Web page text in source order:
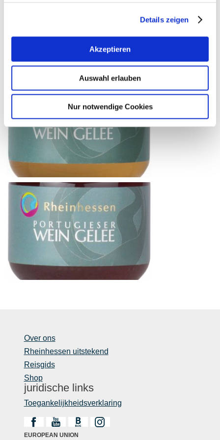
Details zeigen
Akzeptieren
Auswahl erlauben
Nur notwendige Cookies
Over ons
Rheinhessen uitstekend
Reisgids
Shop
juridische links
Toegankelijkheidsverklaring
EUROPEAN UNION